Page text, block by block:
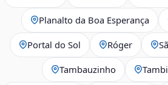
Planalto da Boa Esperança
Portal do Sol Róger
Tambauzinho